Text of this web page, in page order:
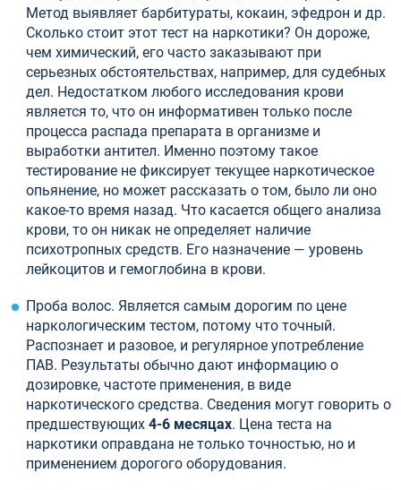
Метод выявляет барбитураты, кокаин, эфедрон и др.
Сколько стоит этот тест на наркотики? Он дороже,
чем химический, его часто заказывают при
серьезных обстоятельствах, например, для судебных
дел. Недостатком любого исследования крови
является то, что он информативен только после
процесса распада препарата в организме и
выработки антител. Именно поэтому такое
тестирование не фиксирует текущее наркотическое
опьянение, но может рассказать о том, было ли оно
какое-то время назад. Что касается общего анализа
крови, то он никак не определяет наличие
психотропных средств. Его назначение — уровень
лейкоцитов и гемоглобина в крови.
Проба волос. Является самым дорогим по цене
наркологическим тестом, потому что точный.
Распознает и разовое, и регулярное употребление
ПАВ. Результаты обычно дают информацию о
дозировке, частоте применения, в виде
наркотического средства. Сведения могут говорить о
предшествующих4-6 месяцах. Цена теста на
наркотики оправдана не только точностью, но и
применением дорогого оборудования.